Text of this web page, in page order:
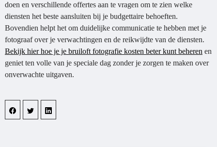
doen en verschillende offertes aan te vragen om te zien welke
diensten het beste aansluiten bij je budgettaire behoeften.
Bovendien helpt het om duidelijke communicatie te hebben met je
fotograaf over je verwachtingen en de reikwijdte van de diensten.
Bekijk hier hoe je je bruiloft fotografie kosten beter kunt beheren en
geniet ten volle van je speciale dag zonder je zorgen te maken over
onverwachte uitgaven.